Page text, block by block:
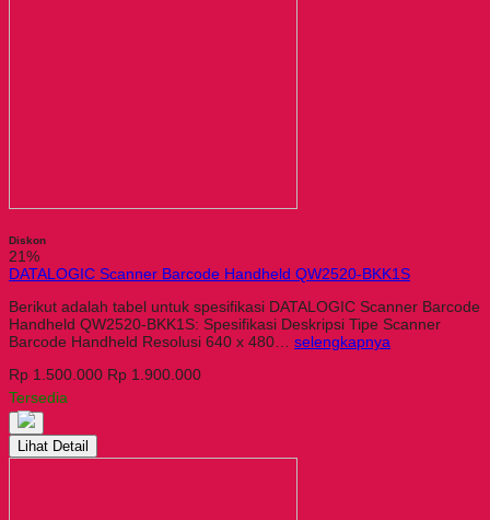
Diskon
21%
DATALOGIC Scanner Barcode Handheld QW2520-BKK1S
Berikut adalah tabel untuk spesifikasi DATALOGIC Scanner Barcode
Handheld QW2520-BKK1S: Spesifikasi Deskripsi Tipe Scanner
Barcode Handheld Resolusi 640 x 480… selengkapnya
Rp 1.500.000 Rp 1.900.000
Tersedia
Lihat Detail